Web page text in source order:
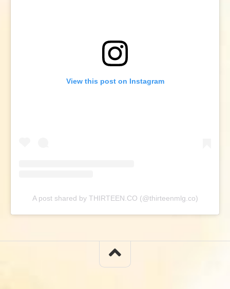
View this post on Instagram
A post shared by THIRTEEN.CO (@thirteenmlg.co)